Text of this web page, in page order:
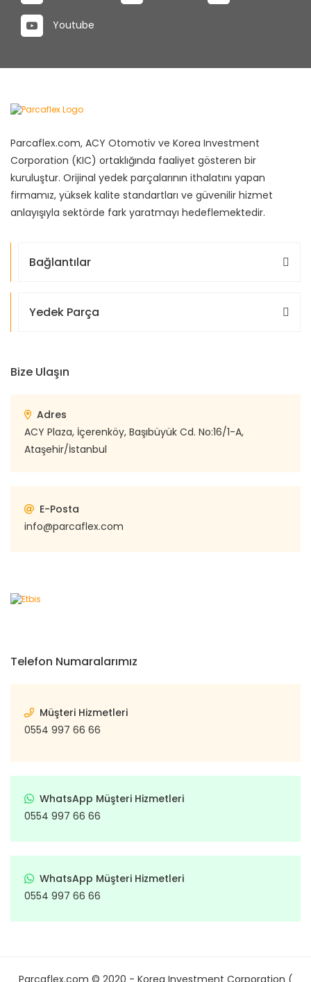
Youtube
Parcaflex.com, ACY Otomotiv ve Korea Investment
Corporation (KIC) ortaklığında faaliyet gösteren bir
kuruluştur. Orijinal yedek parçalarının ithalatını yapan
firmamız, yüksek kalite standartları ve güvenilir hizmet
anlayışıyla sektörde fark yaratmayı hedeflemektedir.
Bağlantılar
Yedek Parça
Bize Ulaşın
Adres
ACY Plaza, İçerenköy, Başıbüyük Cd. No:16/1-A,
Ataşehir/İstanbul
E-Posta
info@parcaflex.com
Telefon Numaralarımız
Müşteri Hizmetleri
0554 997 66 66
WhatsApp Müşteri Hizmetleri
0554 997 66 66
WhatsApp Müşteri Hizmetleri
0554 997 66 66
Parcaflex.com © 2020 - Korea Investment Corporation (